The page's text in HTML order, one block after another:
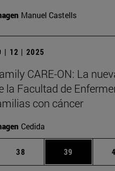
Manuel Castells
| 12 | 2025
CARE-ON: La
la Facultad de
con cáncer
Cedida
intermedias Use TAB para
Página
38 Página
39